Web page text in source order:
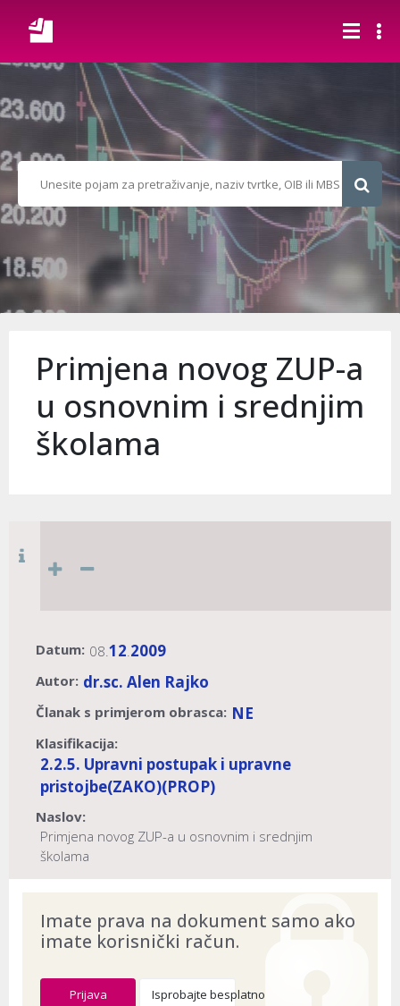
Primjena novog ZUP-a
u osnovnim i srednjim
školama
Datum: 08.12.2009
Autor: dr.sc. Alen Rajko
Članak s primjerom obrasca: NE
Klasifikacija:
2.2.5. Upravni postupak i upravne
pristojbe(ZAKO)(PROP)
Naslov:
Primjena novog ZUP-a u osnovnim i srednjim
školama
Imate prava na dokument samo ako
imate korisnički račun.
Prijava Isprobajte besplatno